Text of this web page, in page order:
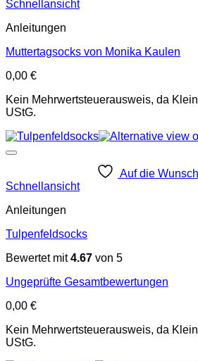
Schnellansicht
Anleitungen
Muttertagsocks von Monika Kaulen
0,00 €
Kein Mehrwertsteuerausweis, da
UStG.
Auf die
Schnellansicht
Anleitungen
Tulpenfeldsocks
Bewertet mit4.67 von 5
Ungeprüfte Gesamtbewertungen
0,00 €
Kein Mehrwertsteuerausweis, da
UStG.